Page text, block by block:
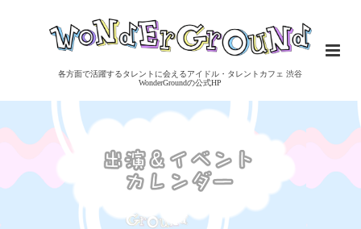
各方面で活躍するタレントに会えるアイドル・タレントカフェ 渋谷
WonderGroundの公式HP